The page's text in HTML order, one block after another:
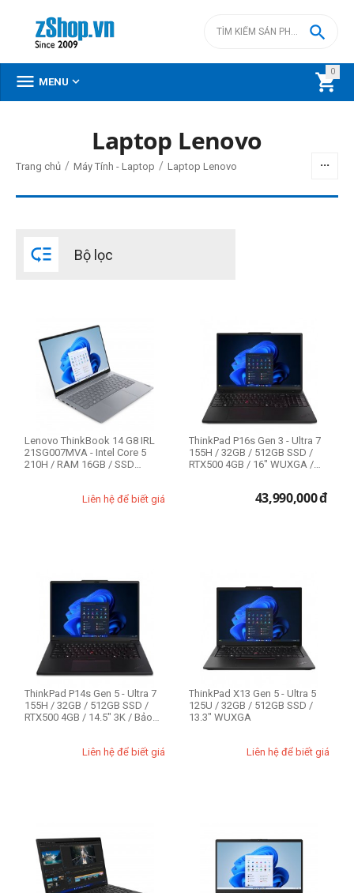
0


 MENU 
Menu
đ
CPU
Intel Core Ultra 5
Intel Core Ultra 7
Intel Core i5 13th
Intel Core i7 10th
Intel Core i7 11th
Intel Core i7 12th
Intel Xeon W
Dung lượng SSD
Kích cỡ màn hình
13.3 inch
14 inch
Laptop Lenovo
Trang chủ / Máy Tính - Laptop / Laptop Lenovo
 Bộ lọc
Lenovo ThinkBook 14 G8 IRL
21SG007MVA - Intel Core 5
210H / RAM 16GB / SSD
Liên hệ để biết giá
ThinkPad P16s Gen 3 - Ultra 7
155H / 32GB / 512GB SSD /
RTX500 4GB / 16" WUXGA /
43,990,000đ
ThinkPad P14s Gen 5 - Ultra 7
155H / 32GB / 512GB SSD /
RTX500 4GB / 14.5" 3K / Bảo
Liên hệ để biết giá
ThinkPad X13 Gen 5 - Ultra 5
125U / 32GB / 512GB SSD /
13.3" WUXGA
Liên hệ để biết giá